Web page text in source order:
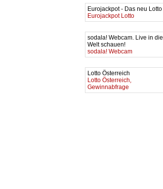
Eurojackpot - Das neu Lotto
Eurojackpot Lotto
sodala! Webcam. Live in die
Welt schauen!
sodala! Webcam
Lotto Österreich
Lotto Österreich,
Gewinnabfrage